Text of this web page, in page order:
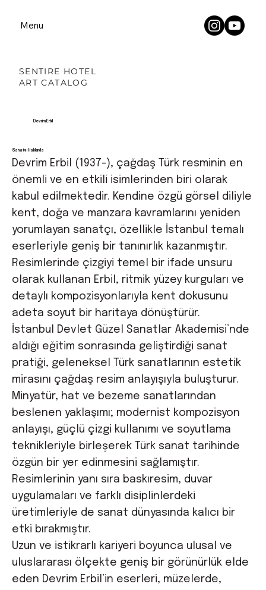
Menu
SENTIRE HOTEL
ART CATALOG
Devrim Erbil
Sanatçı Hakkında
Devrim Erbil (1937-), çağdaş Türk resminin en
önemli ve en etkili isimlerinden biri olarak
kabul edilmektedir. Kendine özgü görsel diliyle
kent, doğa ve manzara kavramlarını yeniden
yorumlayan sanatçı, özellikle İstanbul temalı
eserleriyle geniş bir tanınırlık kazanmıştır.
Resimlerinde çizgiyi temel bir ifade unsuru
olarak kullanan Erbil, ritmik yüzey kurguları ve
detaylı kompozisyonlarıyla kent dokusunu
adeta soyut bir haritaya dönüştürür.
İstanbul Devlet Güzel Sanatlar Akademisi’nde
aldığı eğitim sonrasında geliştirdiği sanat
pratiği, geleneksel Türk sanatlarının estetik
mirasını çağdaş resim anlayışıyla buluşturur.
Minyatür, hat ve bezeme sanatlarından
beslenen yaklaşımı; modernist kompozisyon
anlayışı, güçlü çizgi kullanımı ve soyutlama
teknikleriyle birleşerek Türk sanat tarihinde
özgün bir yer edinmesini sağlamıştır.
Resimlerinin yanı sıra baskıresim, duvar
uygulamaları ve farklı disiplinlerdeki
üretimleriyle de sanat dünyasında kalıcı bir
etki bırakmıştır.
Uzun ve istikrarlı kariyeri boyunca ulusal ve
uluslararası ölçekte geniş bir görünürlük elde
eden Devrim Erbil’in eserleri, müzelerde,